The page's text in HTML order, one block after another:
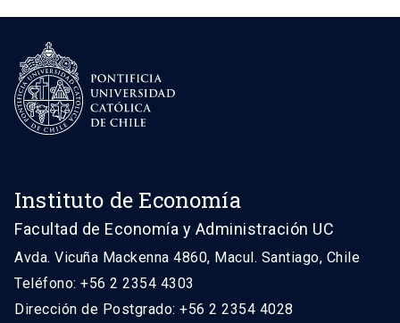
Instituto de Economía
Facultad de Economía y Administración UC
Avda. Vicuña Mackenna 4860, Macul. Santiago, Chile
Teléfono: +56 2 2354 4303
Dirección de Postgrado: +56 2 2354 4028